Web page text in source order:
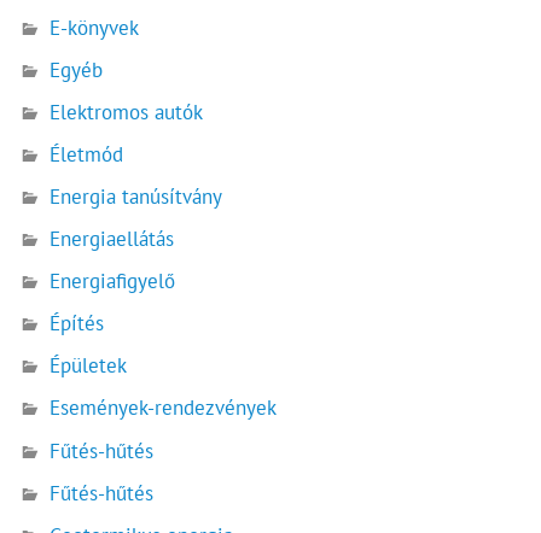
E-könyvek
Egyéb
Elektromos autók
Életmód
Energia tanúsítvány
Energiaellátás
Energiafigyelő
Építés
Épületek
Események-rendezvények
Fűtés-hűtés
Fűtés-hűtés